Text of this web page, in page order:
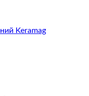
Keramag